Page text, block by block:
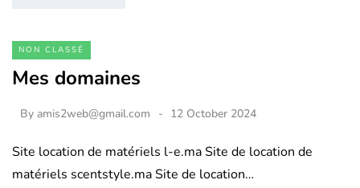
NON CLASSÉ
Mes domaines
By amis2web@gmail.com 12 October 2024
Site location de matériels l-e.ma Site de location de
matériels scentstyle.ma Site de location…